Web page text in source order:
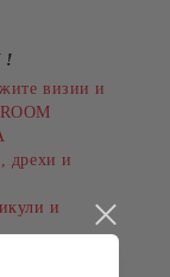
!
визии и
дрехи и
и
повече